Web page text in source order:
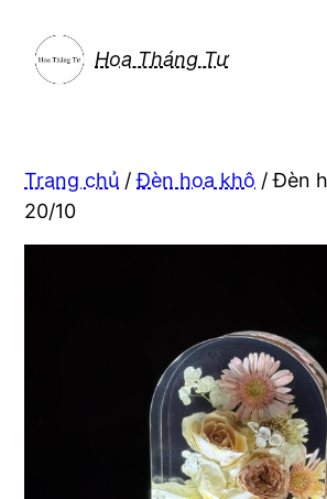
phần
Hoa Tháng Tư
Trang chủ /Đèn hoa khô / Đèn
20/10